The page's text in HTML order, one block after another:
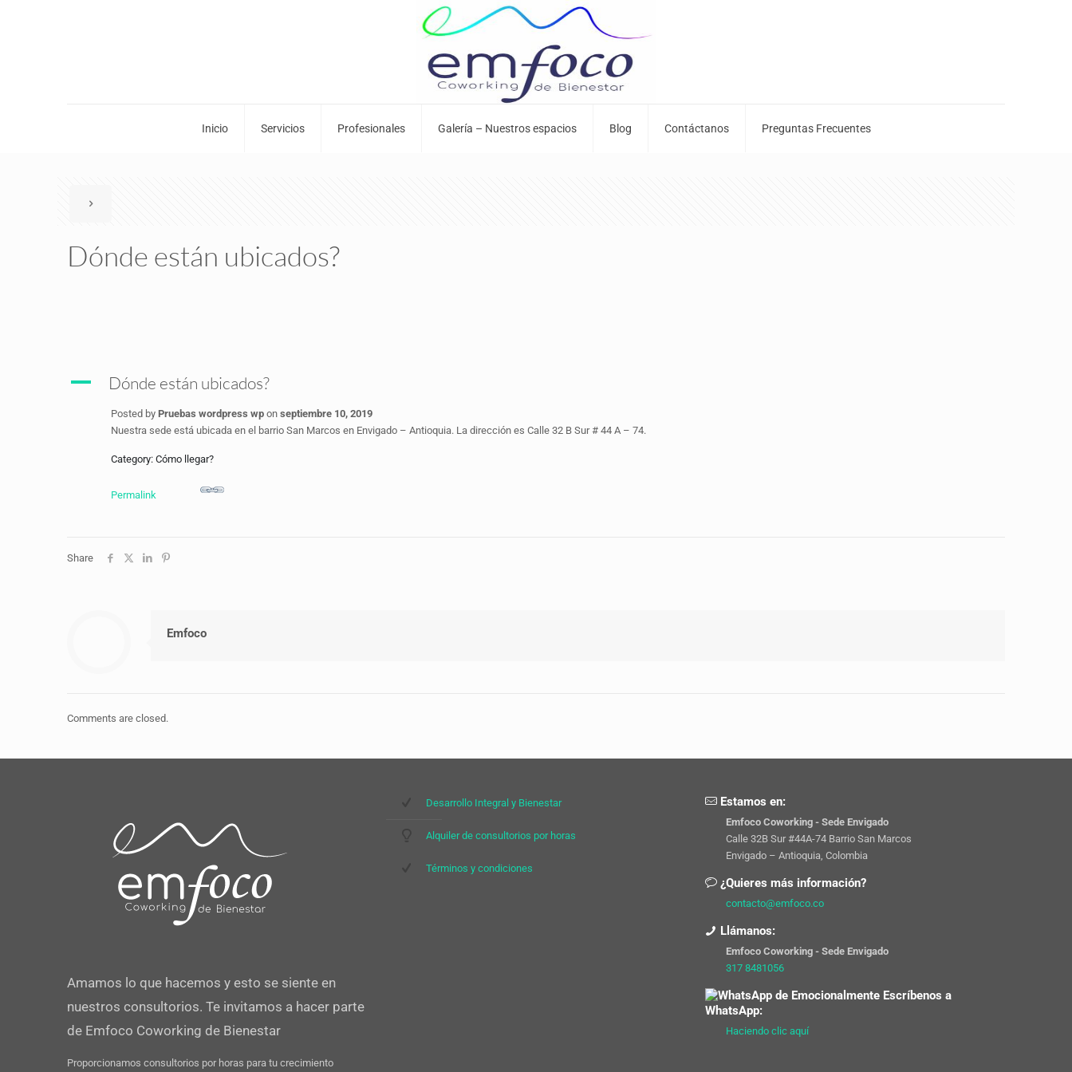
Inicio Servicios Profesionales Galería – Nuestros espacios Blog Contáctanos Preguntas Frecuentes
Dónde están ubicados?
A Dónde están ubicados?
Posted by Pruebas wordpress wp on septiembre 10, 2019
Nuestra sede está ubicada en el barrio San Marcos en Envigado – Antioquia. La dirección es Calle 32 B Sur # 44 A – 74.
Category: Cómo llegar?
Permalink
Share
Emfoco
Comments are closed.
Amamos lo que hacemos y esto se siente en
nuestros consultorios. Te invitamos a hacer parte
de Emfoco Coworking de Bienestar
Proporcionamos consultorios por horas para tu crecimiento
Desarrollo Integral y Bienestar
Alquiler de consultorios por horas
Términos y condiciones
Estamos en:
Emfoco Coworking - Sede Envigado
Calle 32B Sur #44A-74 Barrio San Marcos
Envigado – Antioquia, Colombia
¿Quieres más información?
contacto@emfoco.co
Llámanos:
Emfoco Coworking - Sede Envigado
317 8481056
Escríbenos a
WhatsApp:
Haciendo clic aquí